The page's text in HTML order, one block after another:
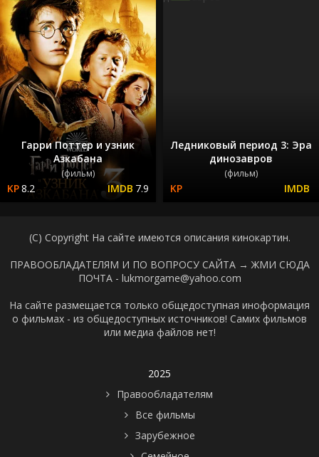
Гарри Поттер и узник
Азкабана
(фильм)
8.2 7.9
Ледниковый период 3: Эра
динозавров
(фильм)
(C) Copyright На сайте имеются описания кинокартин.
ПРАВООБЛАДАТЕЛЯМ И ПО ВОПРОСУ САЙТА → ЖМИ СЮДА
ПОЧТА - lukmorgame@yahoo.com
На сайте размещается только общедоступная иноформация
о фильмах - из общедоступных источников! Самих фильмов
или медиа файлов нет!
2025
Правообладателям
Все фильмы
Зарубежное